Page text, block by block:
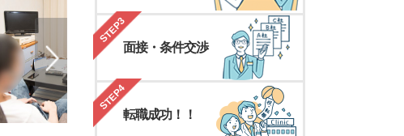
STEP3
面接・条件交渉
STEP4
転職成功！！